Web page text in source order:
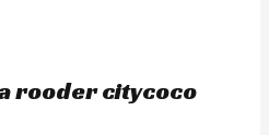
rooder citycoco